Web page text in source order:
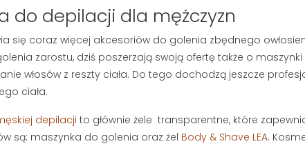
do depilacji dla mężczyzn
się coraz więcej akcesoriów do golenia zbędnego
zarostu, dziś poszerzają swoją ofertę także o
włosów z reszty ciała. Do tego dochodzą jeszcze
ciała.
depilacji to głównie żele transparentne, które
są: maszynka do golenia oraz żel Body & Shave LEA.